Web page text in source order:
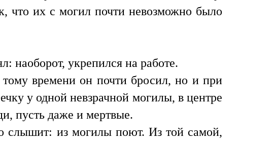
что их с могил почти невозможно было
наоборот, укрепился на работе.
времени он почти бросил, но и при
у одной невзрачной могилы, в центре
пусть даже и мертвые.
слышит: из могилы поют. Из той самой,